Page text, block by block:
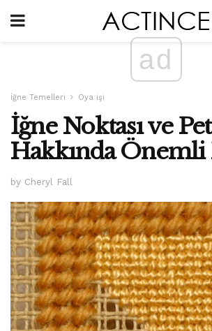
ad
İğne Temelleri Oya işi
İğne Noktası ve
Hakkında
by Cheryl Fall